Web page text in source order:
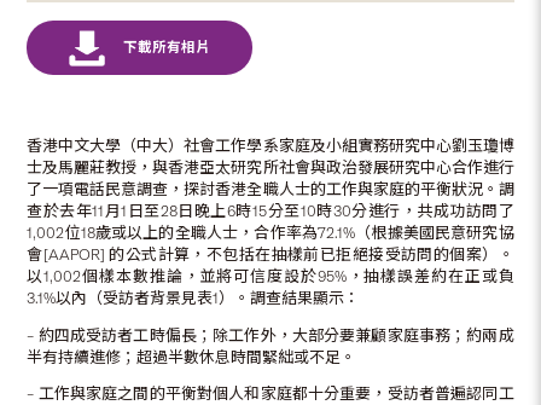
香港中文大學（中大）社會工作學系家庭及小組實務研究中心劉玉瓊博
士及馬麗莊教授，與香港亞太研究所社會與政治發展研究中心合作進行
了一項電話民意調查，探討香港全職人士的工作與家庭的平衡狀況。調
查於去年11月1日至28日晚上6時15分至10時30分進行，共成功訪問了
1,002位18歲或以上的全職人士，合作率為72.1%（根據美國民意研究協
會[AAPOR] 的公式計算，不包括在抽樣前已拒絕接受訪問的個案）。
以1,002個樣本數推論，並將可信度設於95%，抽樣誤差約在正或負
3.1%以內（受訪者背景見表1）。調查結果顯示：
– 約四成受訪者工時偏長；除工作外，大部分要兼顧家庭事務；約兩成
半有持續進修；超過半數休息時間緊絀或不足。
– 工作與家庭之間的平衡對個人和家庭都十分重要，受訪者普遍認同工